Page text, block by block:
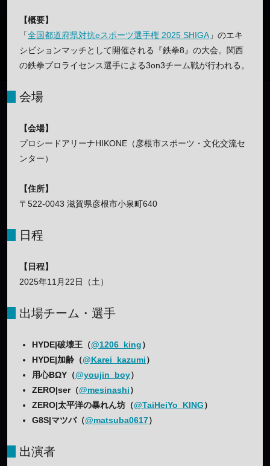
【概要】
「全国都道府県対抗eスポーツ選手権 2025 SHIGA 」のエキ
シビションマッチとして開催される『鉄拳8』の大会。関西
の鉄拳プロライセンス選手による3on3チーム戦が行われる。
会場
【会場】
プロシードアリーナHIKONE（彦根市スポーツ・文化交流セ
ンター）
【住所】
〒522-0043 滋賀県彦根市小泉町640
日程
【日程】
2025年11月22日（土）
出場チーム・選手
HYDE|破壊王（@1206_king）
HYDE|加齢（@Karei_kazumi）
用心BΩY（@youjin_boy）
ZERO|ser（@mesinashi）
ZERO|太平洋の暴れん坊（@TaiHeiYo_KING）
G8S|マツバ（@matsuba0617）
出演者